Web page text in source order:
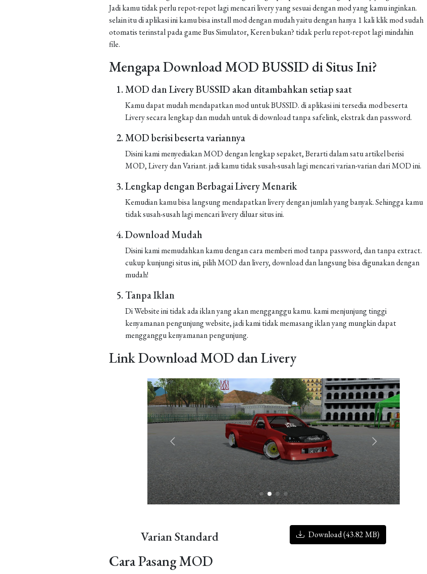
Jadi kamu tidak perlu repot-repot lagi mencari livery yang sesuai dengan mod yang kamu inginkan.
selain itu di aplikasi ini kamu bisa install mod dengan mudah yaitu dengan hanya 1 kali klik mod sudah
otomatis terinstal pada game Bus Simulator, Keren bukan? tidak perlu repot-repot lagi mindahin
file.
Mengapa Download MOD BUSSID di Situs Ini?
MOD dan Livery BUSSID akan ditambahkan setiap saat
Kamu dapat mudah mendapatkan mod untuk BUSSID. di aplikasi ini tersedia mod beserta
Livery secara lengkap dan mudah untuk di download tanpa safelink, ekstrak dan password.
MOD berisi beserta variannya
Disini kami menyediakan MOD dengan lengkap sepaket, Berarti dalam satu artikel berisi
MOD, Livery dan Variant. jadi kamu tidak susah-susah lagi mencari varian-varian dari MOD ini.
Lengkap dengan Berbagai Livery Menarik
Kemudian kamu bisa langsung mendapatkan livery dengan jumlah yang banyak. Sehingga kamu
tidak susah-susah lagi mencari livery diluar situs ini.
Download Mudah
Disini kami memudahkan kamu dengan cara memberi mod tanpa password, dan tanpa extract.
cukup kunjungi situs ini, pilih MOD dan livery, download dan langsung bisa digunakan dengan
mudah!
Tanpa Iklan
Di Website ini tidak ada iklan yang akan mengganggu kamu. kami menjunjung tinggi
kenyamanan pengunjung website, jadi kami tidak memasang iklan yang mungkin dapat
mengganggu kenyamanan pengunjung.
Link Download MOD dan Livery
Varian Standard Download (43.82 MB)
Cara Pasang MOD